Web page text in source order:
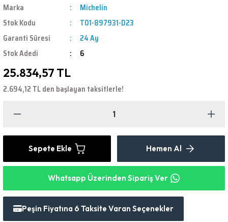
Marka
Michelin
Stok Kodu
T01-897931-D23
Garanti Süresi
24 Ay
Stok Adedi
6
25.834,57 TL
2.694,12 TL den başlayan taksitlerle!
Sepete Ekle Hemen Al
Whatsapp Üzerinden Sipariş Ver
Peşin Fiyatına 6 Taksite Varan Seçenekler